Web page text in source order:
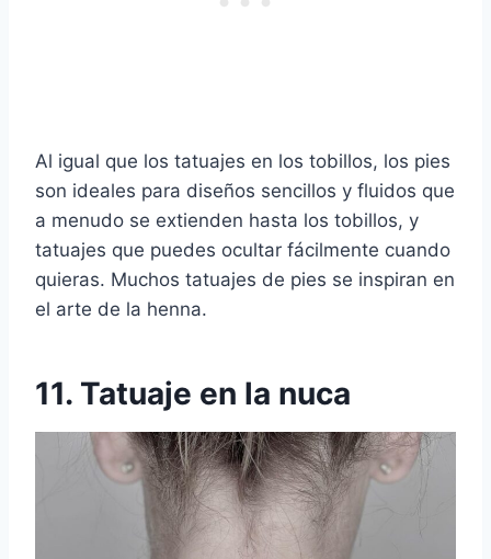
Al igual que los tatuajes en los tobillos, los pies
son ideales para diseños sencillos y fluidos que
a menudo se extienden hasta los tobillos, y
tatuajes que puedes ocultar fácilmente cuando
quieras. Muchos tatuajes de pies se inspiran en
el arte de la henna.
11. Tatuaje en la nuca